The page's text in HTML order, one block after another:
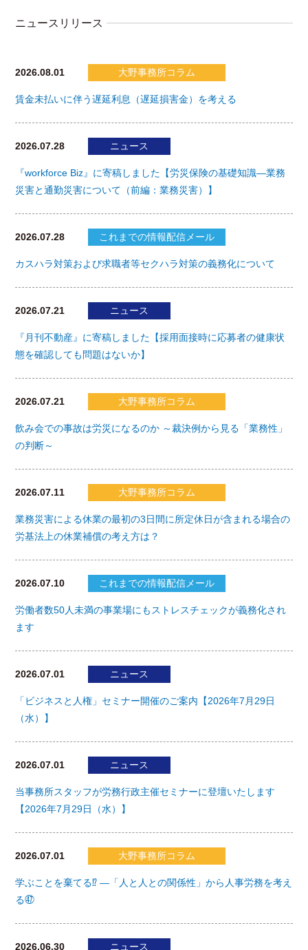
ニュースリリース
2026.08.01 大野事務所コラム
賃金未払いに伴う遅延利息（遅延損害金）を考える
2026.07.28 ニュース
『workforce Biz』に寄稿しました【労災保険の基礎知識―業務
災害と通勤災害について（前編：業務災害）】
2026.07.28 これまでの情報配信メール
カスハラ対策および求職者等セクハラ対策の義務化について
2026.07.21 ニュース
『月刊不動産』に寄稿しました【採用面接時に応募者の健康状
態を確認しても問題はないか】
2026.07.21 大野事務所コラム
飲み会での事故は労災になるのか ～裁決例から見る「業務性」
の判断～
2026.07.11 大野事務所コラム
業務災害による休業の最初の3日間に所定休日が含まれる場合の
労基法上の休業補償の考え方は？
2026.07.10 これまでの情報配信メール
労働者数50人未満の事業場にもストレスチェックが義務化され
ます
2026.07.01 ニュース
「ビジネスと人権」セミナー開催のご案内【2026年7月29日
（水）】
2026.07.01 ニュース
当事務所スタッフが労務行政主催セミナーに登壇いたします
【2026年7月29日（水）】
2026.07.01 大野事務所コラム
学ぶことを棄てる⁉ ―「人と人との関係性」から人事労務を考え
る㊼
2026.06.30 ニュース